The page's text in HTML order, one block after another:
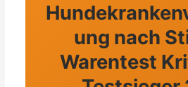
ung nach
Warentest